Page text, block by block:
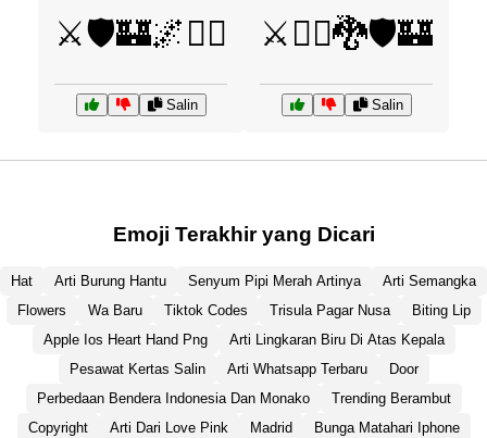
⚔️🛡️🏰🌌🧝‍♀️
Salin
⚔️🧙‍♂️🐉🛡️🏰
Salin
Emoji Terakhir yang Dicari
Hat Arti Burung Hantu Senyum Pipi Merah Artinya
Arti Semangka
Flowers
Wa Baru Tiktok Codes Trisula Pagar Nusa
Biting Lip
Apple Ios Heart Hand Png
Arti Lingkaran Biru Di Atas Kepala
Pesawat Kertas Salin
Arti Whatsapp Terbaru
Door
Perbedaan Bendera Indonesia Dan Monako
Trending Berambut
Copyright
Arti Dari Love Pink Madrid
Bunga Matahari Iphone